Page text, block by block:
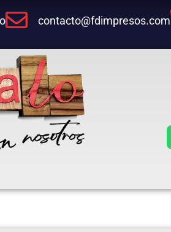
contacto@fdimpresos.com